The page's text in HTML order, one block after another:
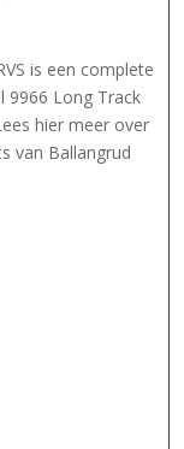
is een complete
9966 Long Track
hier meer over
van Ballangrud